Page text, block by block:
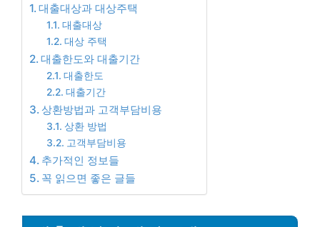
대출대상과 대상주택
대출대상
대상 주택
대출한도와 대출기간
대출한도
대출기간
상환방법과 고객부담비용
상환 방법
고객부담비용
추가적인 정보들
꼭 읽으면 좋은 글들